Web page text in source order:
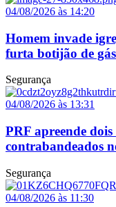
04/08/2026 às 14:20
Homem invade
furta botijão de
Segurança
04/08/2026 às 13:31
PRF apreende
contrabandeados
Segurança
04/08/2026 às 11:30